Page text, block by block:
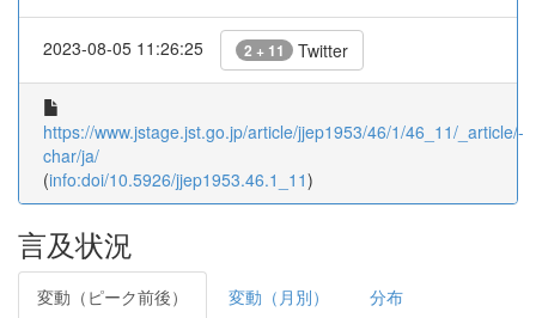
2023-08-05 11:26:25 2 + 11 Twitter
https://www.jstage.jst.go.jp/article/jjep1953/46/1/46_11/_article/-
char/ja/
(info:doi/10.5926/jjep1953.46.1_11)
言及状況
変動（ピーク前後） 変動（月別） 分布